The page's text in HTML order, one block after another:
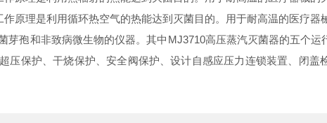
原理是利用循环热空气的热能达到灭菌目的。用于耐高温的医疗器
孢和非致病微生物的仪器。其中 MJ3710高压蒸汽灭菌器的五个运
压保护、干烧保护、安全阀保护、设计自感应压力连锁装置、闭盖